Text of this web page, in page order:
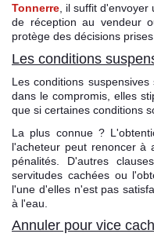
Tonnerre, il suffit d'envoyer
de réception au vendeur
protège des décisions
Les conditions
Les conditions
dans le compromis, elles
que si certaines conditions
La plus connue ?
l'acheteur peut renoncer à
pénalités. D'autres
servitudes cachées ou
l'une d'elles n'est pas
à l'eau.
Annuler pour vice